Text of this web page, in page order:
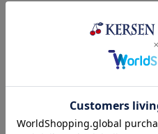
カフェオレボウル(V425-